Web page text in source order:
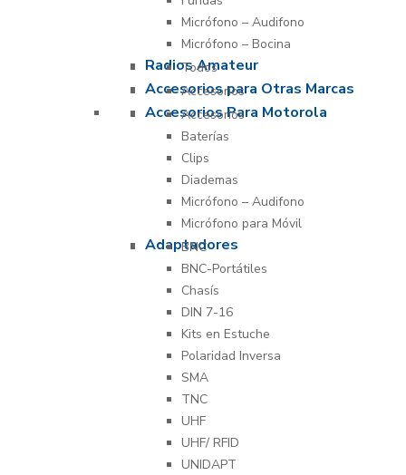
Micrófono – Audifono
Micrófono – Bocina
Radios Amateur
Todos
Accesorios para Otras Marcas
Accesorios
Accesorios Para Motorola
Accesorios
Baterías
Clips
Diademas
Micrófono – Audifono
Micrófono para Móvil
Adaptadores
BNC
BNC-Portátiles
Chasís
DIN 7-16
Kits en Estuche
Polaridad Inversa
SMA
TNC
UHF
UHF/ RFID
UNIDAPT